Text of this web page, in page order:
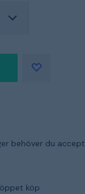
behöver du
köp